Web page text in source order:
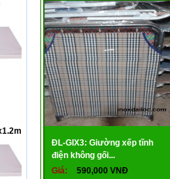
ĐL-GIX3: Giường xếp tĩnh
điện không gối...
Giá:
590,000 VNĐ